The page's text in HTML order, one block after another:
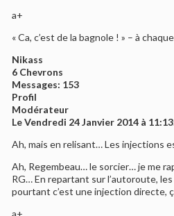
a+
« Ca, c’est de la bagnole ! » – à
Nikass
6 Chevrons
Messages: 153
Profil
Modérateur
Le Vendredi 24 Janvier 2014 à
Ah, mais en relisant… Les injections
Ah, Regembeau… le sorcier… je me
RG… En repartant sur l’autoroute,
pourtant c’est une injection directe,
a+